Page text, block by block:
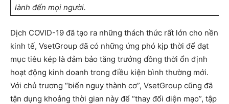
lành đến mọi người.
Dịch COVID-19 đã tạo ra những thách thức rất lớn cho nền
kinh tế, VsetGroup đã có những ứng phó kịp thời để đạt
mục tiêu kép là đảm bảo tăng trưởng đồng thời ổn định
hoạt động kinh doanh trong điều kiện bình thường mới.
Với chủ trương “biến nguy thành cơ”, VsetGroup cũng đã
tận dụng khoảng thời gian này để “thay đổi diện mạo”, tập